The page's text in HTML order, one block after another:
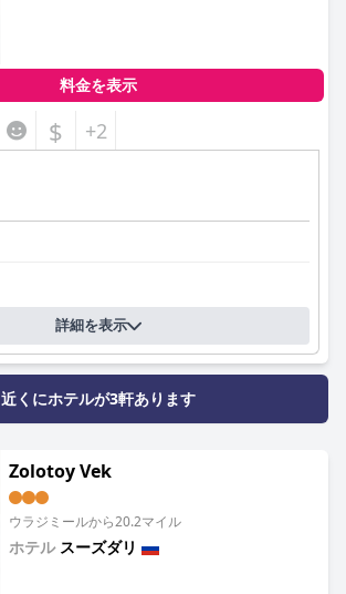
料金を表示
$ +2
詳細を表示
近くにホテルが3軒あります
Zolotoy Vek
ウラジミールから20.2マイル
ホテル スーズダリ